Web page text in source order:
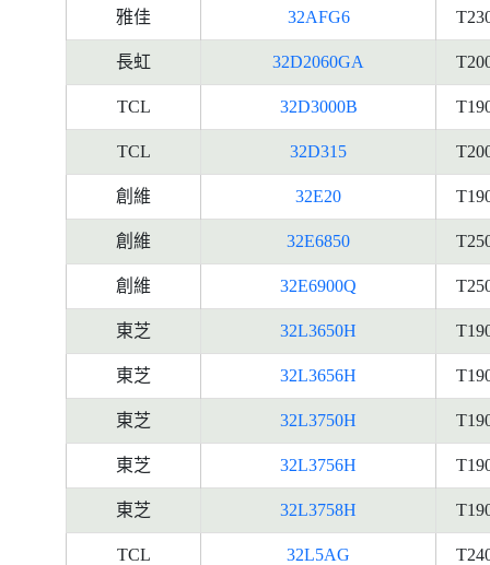
雅佳 32AFG6
長虹 32D2060GA
TCL 32D3000B
TCL 32D315
創維 32E20
創維 32E6850
創維 32E6900Q
東芝 32L3650H
東芝 32L3656H
東芝 32L3750H
東芝 32L3756H
東芝 32L3758H
TCL 32L5AG